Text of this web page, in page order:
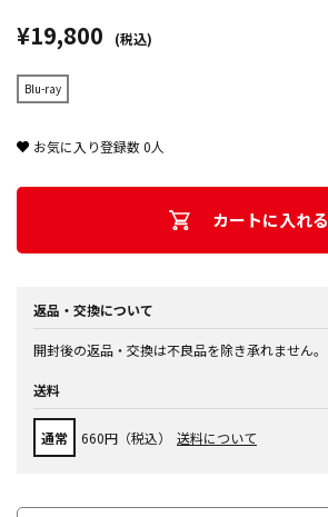
¥19,800 (税込)
Blu-ray
お気に入り登録数0人
カートに入れる
返品・交換について
開封後の返品・交換は不良品を除き承れません。
送料
通常 660円（税込） 送料について